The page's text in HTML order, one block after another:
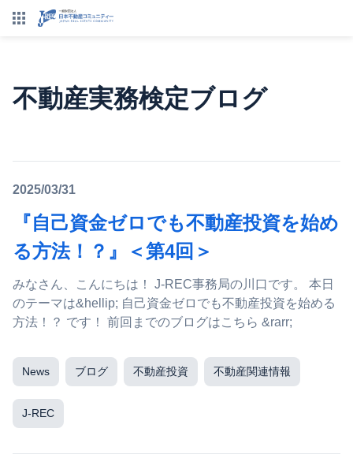
不動産実務検定ブログ
2025/03/31
『自己資金ゼロでも不動産投資を始め
る方法！？』＜第4回＞
みなさん、こんにちは！ J-REC事務局の川口です。 本日
のテーマは&hellip; 自己資金ゼロでも不動産投資を始める
方法！？ です！ 前回までのブログはこちら &rarr;
News ブログ 不動産投資 不動産関連情報
J-REC